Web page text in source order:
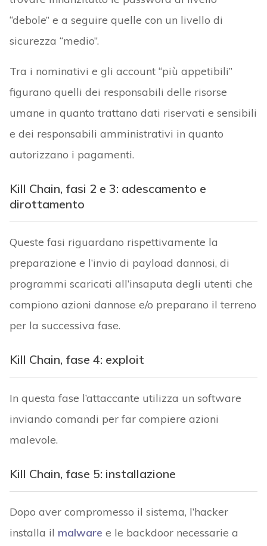
“debole” e a seguire quelle con un livello di
sicurezza “medio”.
Tra i nominativi e gli account “più appetibili”
figurano quelli dei responsabili delle risorse
umane in quanto trattano dati riservati e sensibili
e dei responsabili amministrativi in quanto
autorizzano i pagamenti.
Kill Chain, fasi 2 e 3: adescamento e
dirottamento
Queste fasi riguardano rispettivamente la
preparazione e l’invio di payload dannosi, di
programmi scaricati all’insaputa degli utenti che
compiono azioni dannose e/o preparano il terreno
per la successiva fase.
Kill Chain, fase 4: exploit
In questa fase l’attaccante utilizza un software
inviando comandi per far compiere azioni
malevole.
Kill Chain, fase 5: installazione
Dopo aver compromesso il sistema, l’hacker
installa il malware e le backdoor necessarie a